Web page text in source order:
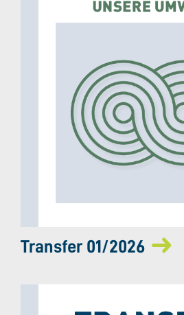
Transfer 01/2026